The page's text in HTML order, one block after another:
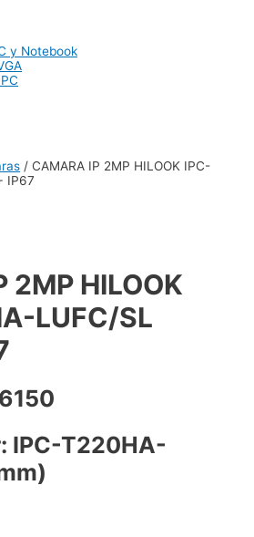
y Notebook
/ CAMARA IP 2MP HILOOK IPC-
IP67
2MP HILOOK
LUFC/SL
IPC-T220HA-